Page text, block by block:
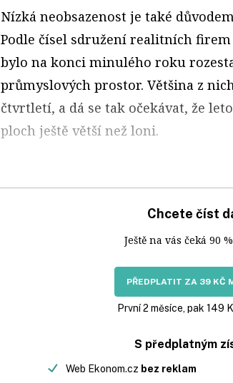
Nízká neobsazenost je také
Podle čísel sdružení realitních
bylo na konci minulého roku
průmyslových prostor. Většina z
čtvrtletí, a dá se tak očekávat, že
ploch ještě větší než loni.
Chcete číst
Ještě na vás čeká 90
PŘEDPLATIT ZA 39 KČ
První 2 měsíce, pak 149
S předplatným
Web Ekonom.cz bez reklam